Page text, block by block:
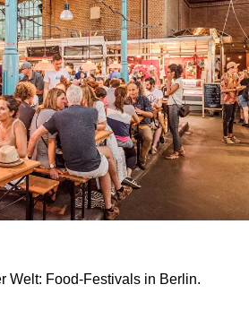
Welt: Food-Festivals in Berlin.